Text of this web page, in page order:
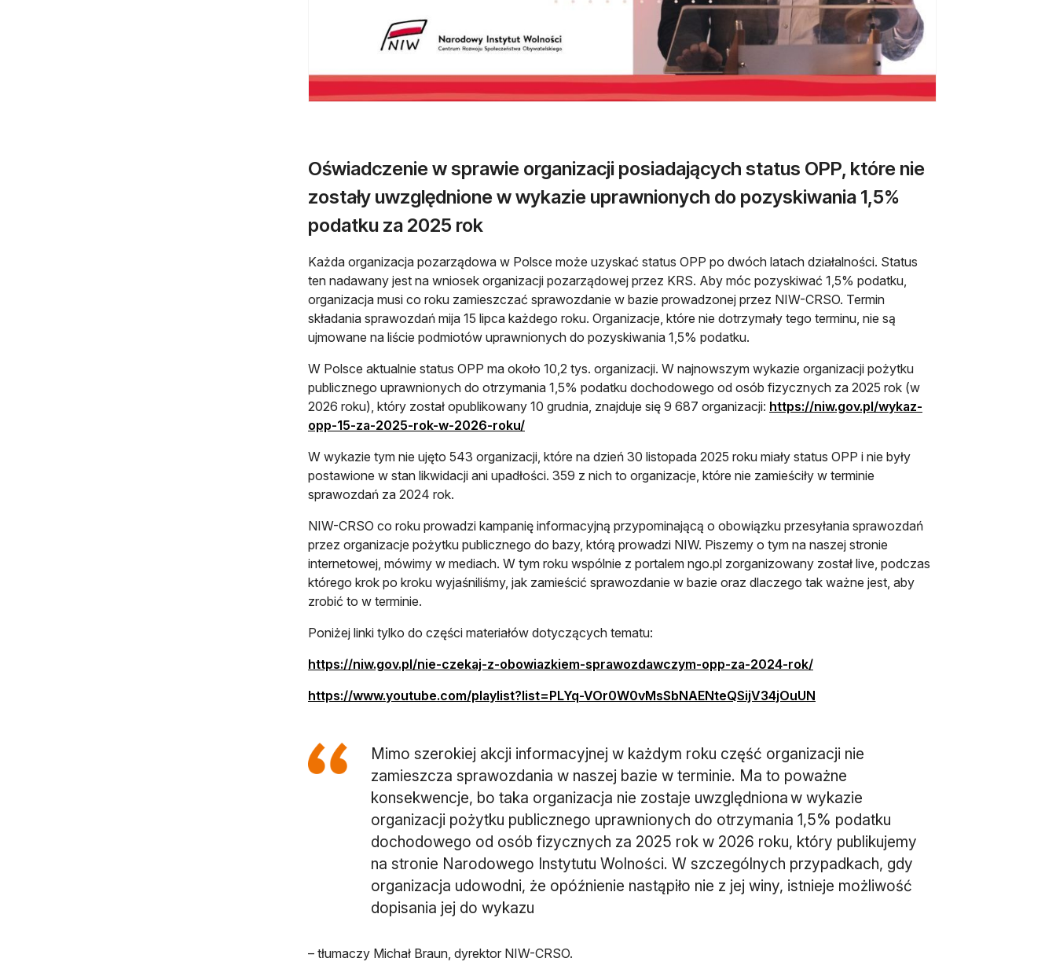
Oświadczenie w sprawie organizacji posiadających status OPP, które nie
zostały uwzględnione w wykazie uprawnionych do pozyskiwania 1,5%
podatku za 2025 rok
Każda organizacja pozarządowa w Polsce może uzyskać status OPP po dwóch latach działalności. Status
ten nadawany jest na wniosek organizacji pozarządowej przez KRS. Aby móc pozyskiwać 1,5% podatku,
organizacja musi co roku zamieszczać sprawozdanie w bazie prowadzonej przez NIW-CRSO. Termin
składania sprawozdań mija 15 lipca każdego roku. Organizacje, które nie dotrzymały tego terminu, nie są
ujmowane na liście podmiotów uprawnionych do pozyskiwania 1,5% podatku.
W Polsce aktualnie status OPP ma około 10,2 tys. organizacji. W najnowszym wykazie organizacji pożytku
publicznego uprawnionych do otrzymania 1,5% podatku dochodowego od osób fizycznych za 2025 rok (w
2026 roku), który został opublikowany 10 grudnia, znajduje się 9 687 organizacji: https://niw.gov.pl/wykaz-
opp-15-za-2025-rok-w-2026-roku/otwiera się w nowej karcie
W wykazie tym nie ujęto 543 organizacji, które na dzień 30 listopada 2025 roku miały status OPP i nie były
postawione w stan likwidacji ani upadłości. 359 z nich to organizacje, które nie zamieściły w terminie
sprawozdań za 2024 rok.
NIW-CRSO co roku prowadzi kampanię informacyjną przypominającą o obowiązku przesyłania sprawozdań
przez organizacje pożytku publicznego do bazy, którą prowadzi NIW. Piszemy o tym na naszej stronie
internetowej, mówimy w mediach. W tym roku wspólnie z portalem ngo.pl zorganizowany został live, podczas
którego krok po kroku wyjaśniliśmy, jak zamieścić sprawozdanie w bazie oraz dlaczego tak ważne jest, aby
zrobić to w terminie.
Poniżej linki tylko do części materiałów dotyczących tematu:
https://niw.gov.pl/nie-czekaj-z-obowiazkiem-sprawozdawczym-opp-za-2024-rok/otwiera się w nowej karcie
https://www.youtube.com/playlist?list=PLYq-VOr0W0vMsSbNAENteQSijV34jOuUN
Mimo szerokiej akcji informacyjnej w każdym roku część organizacji nie
zamieszcza sprawozdania w naszej bazie w terminie. Ma to poważne
konsekwencje, bo taka organizacja nie zostaje uwzględniona w wykazie
organizacji pożytku publicznego uprawnionych do otrzymania 1,5% podatku
dochodowego od osób fizycznych za 2025 rok w 2026 roku, który publikujemy
na stronie Narodowego Instytutu Wolności. W szczególnych przypadkach, gdy
organizacja udowodni, że opóźnienie nastąpiło nie z jej winy, istnieje możliwość
dopisania jej do wykazu
– tłumaczy Michał Braun, dyrektor NIW-CRSO.